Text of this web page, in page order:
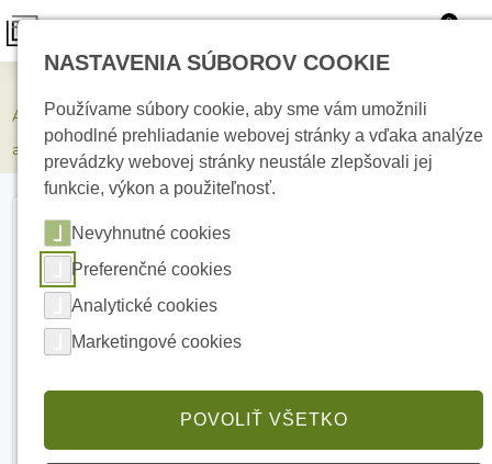
0
AJAX FireProtect Smoke/Sounder Black Bezdrôtový
adresovateľný detektor dymu so sirénou
NASTAVENIA SÚBOROV COOKIE
Používame súbory cookie, aby sme vám umožnili
pohodlné prehliadanie webovej stránky a vďaka analýze
prevádzky webovej stránky neustále zlepšovali jej
funkcie, výkon a použiteľnosť.
Nevyhnutné cookies
Preferenčné cookies
Analytické cookies
Marketingové cookies
POVOLIŤ VŠETKO